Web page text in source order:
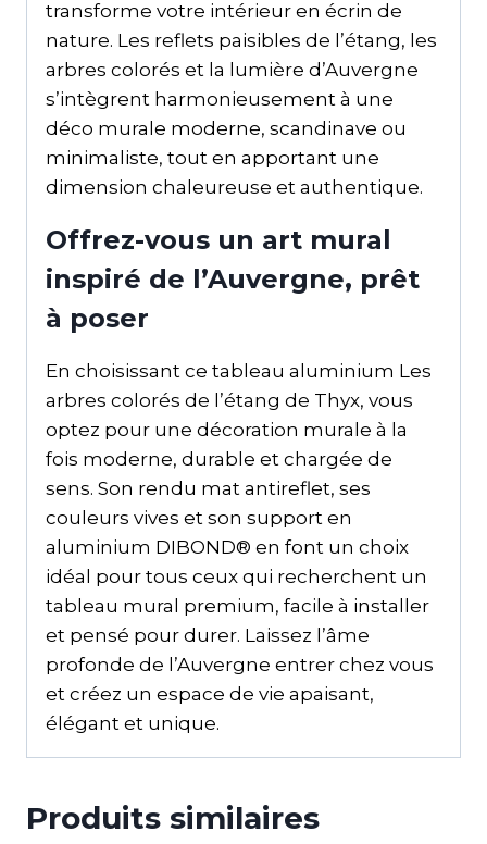
transforme votre intérieur en écrin de
nature. Les reflets paisibles de l’étang, les
arbres colorés et la lumière d’Auvergne
s’intègrent harmonieusement à une
déco murale moderne, scandinave ou
minimaliste, tout en apportant une
dimension chaleureuse et authentique.
Offrez-vous un art mural
inspiré de l’Auvergne, prêt
à poser
En choisissant ce tableau aluminium Les
arbres colorés de l’étang de Thyx, vous
optez pour une décoration murale à la
fois moderne, durable et chargée de
sens. Son rendu mat antireflet, ses
couleurs vives et son support en
aluminium DIBOND® en font un choix
idéal pour tous ceux qui recherchent un
tableau mural premium, facile à installer
et pensé pour durer. Laissez l’âme
profonde de l’Auvergne entrer chez vous
et créez un espace de vie apaisant,
élégant et unique.
Produits similaires